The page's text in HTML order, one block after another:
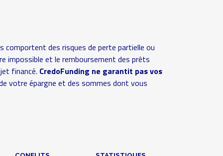
des risques de perte partielle ou
impossible et le remboursement des prêts
financé. CredoFunding ne garantit pas vos
votre épargne et des sommes dont vous